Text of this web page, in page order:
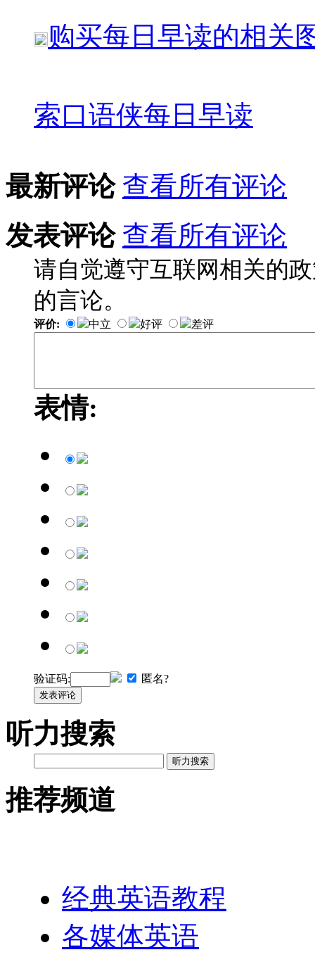
购买每日早读的相关
索口语侠每日早读
最新评论 查看所有评论
发表评论 查看所有评论
请自觉遵守互联网相关的
的言论。
评价: 中立 好评 差评
表情:
验证码: 匿名?
发表评论
听力搜索
听力搜索
推荐频道
经典英语教程
各媒体英语